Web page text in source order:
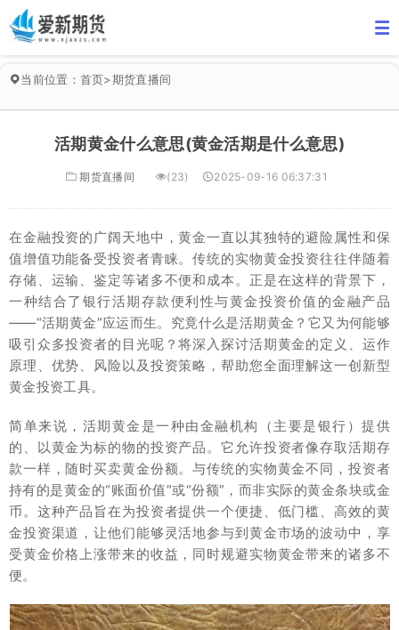
当前位置： 首页>期货直播间
活期黄金什么意思(黄金活期是什么意思)
期货直播间 (23) 2025-09-16 06:37:31
在金融投资的广阔天地中，黄金一直以其独特的避险属性和保
值增值功能备受投资者青睐。传统的实物黄金投资往往伴随着
存储、运输、鉴定等诸多不便和成本。正是在这样的背景下，
一种结合了银行活期存款便利性与黄金投资价值的金融产品
——“活期黄金”应运而生。究竟什么是活期黄金？它又为何能够
吸引众多投资者的目光呢？将深入探讨活期黄金的定义、运作
原理、优势、风险以及投资策略，帮助您全面理解这一创新型
黄金投资工具。
简单来说，活期黄金是一种由金融机构（主要是银行）提供
的、以黄金为标的物的投资产品。它允许投资者像存取活期存
款一样，随时买卖黄金份额。与传统的实物黄金不同，投资者
持有的是黄金的“账面价值”或“份额”，而非实际的黄金条块或金
币。这种产品旨在为投资者提供一个便捷、低门槛、高效的黄
金投资渠道，让他们能够灵活地参与到黄金市场的波动中，享
受黄金价格上涨带来的收益，同时规避实物黄金带来的诸多不
便。